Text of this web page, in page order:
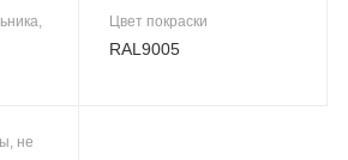
Цвет покраски
RAL9005
не